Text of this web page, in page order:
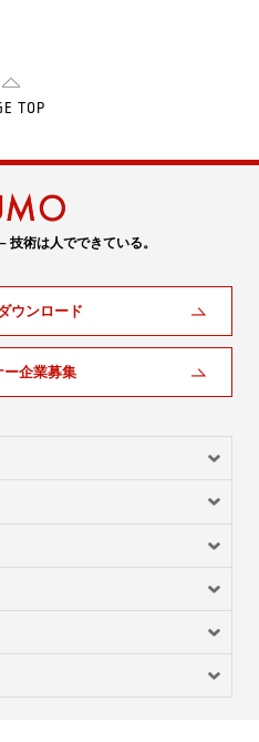
TOP
術は人でできている。
ウンロード
ー企業募集